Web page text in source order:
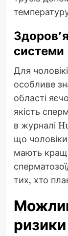
системи
Для
особливе
області
якість
в журналі
що
мають
тих, хто
ризики